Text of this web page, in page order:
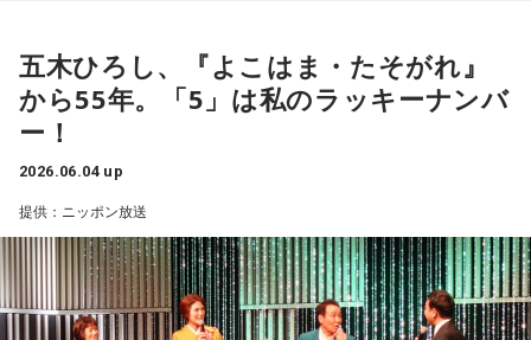
した。文春オンラインに音声が出ているから、これが木下秘
書の音声かどうか確認してくれ、と事前通告したらしい」
大竹 「なるほど」
全否定していた。木下秘書の音声が出てきたら言い逃れでき
ません。ところがきょう、質問された高市首相は『文春オン
ラインの記事は有料だった。私、会員ではないので見られま
五木ひろし、『よこはま・たそがれ』
から55年。「5」は私のラッキーナンバ
ー！
2026.06.04 up
提供：ニッポン放送